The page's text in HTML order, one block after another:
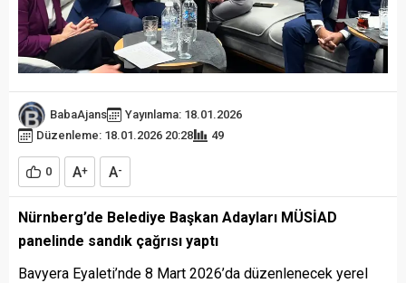
BabaAjans
Yayınlama: 18.01.2026
Düzenleme: 18.01.2026 20:28
49
0 A+ A-
Nürnberg’de Belediye Başkan Adayları MÜSİAD
panelinde sandık çağrısı yaptı
Bavyera Eyaleti’nde 8 Mart 2026’da düzenlenecek yerel